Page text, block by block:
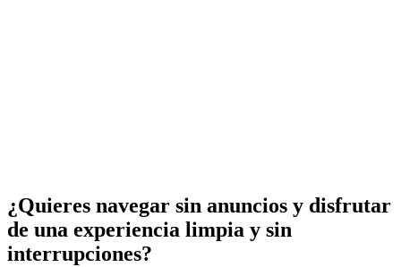
¿Quieres navegar sin anuncios y disfrutar
de una experiencia limpia y sin
interrupciones?